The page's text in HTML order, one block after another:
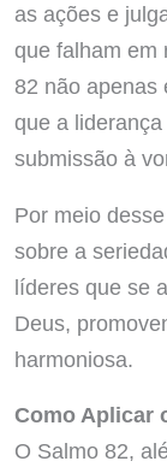
as ações e
que falham em
82 não apenas
que a
submissão à
Por meio
sobre a
líderes que se
Deus,
harmoniosa.
Como Aplicar
O Salmo 82,